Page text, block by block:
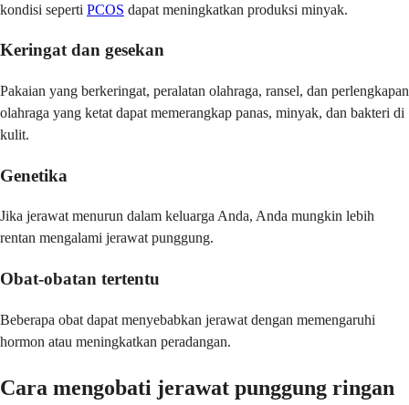
kondisi seperti PCOS dapat meningkatkan produksi minyak.
Keringat dan gesekan
Pakaian yang berkeringat, peralatan olahraga, ransel, dan perlengkapan
olahraga yang ketat dapat memerangkap panas, minyak, dan bakteri di
kulit.
Genetika
Jika jerawat menurun dalam keluarga Anda, Anda mungkin lebih
rentan mengalami jerawat punggung.
Obat-obatan tertentu
Beberapa obat dapat menyebabkan jerawat dengan memengaruhi
hormon atau meningkatkan peradangan.
Cara mengobati jerawat punggung ringan